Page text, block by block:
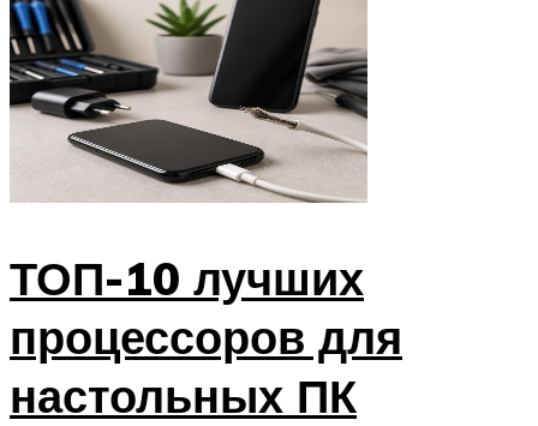
ТОП-10 лучших
процессоров для
настольных ПК